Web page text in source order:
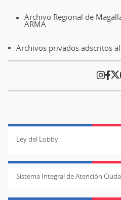
Archivo Regional de
ARMA
Archivos privados adscritos al
Ley del Lobby
Sistema Integral de Atención